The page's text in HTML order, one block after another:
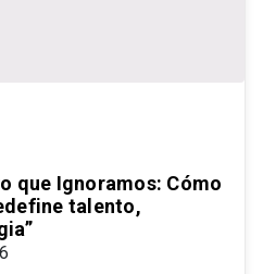
que Ignoramos: Cómo
talento,